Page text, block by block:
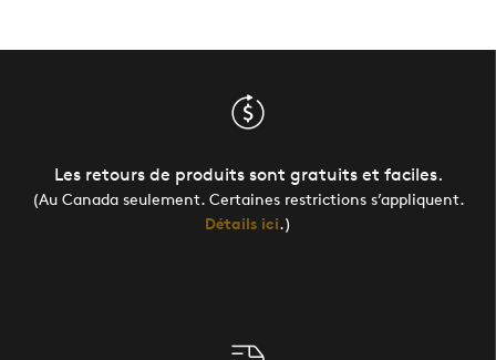
Les retours de produits sont gratuits et faciles.
(Au Canada seulement. Certaines restrictions s’appliquent.
Détails ici.)